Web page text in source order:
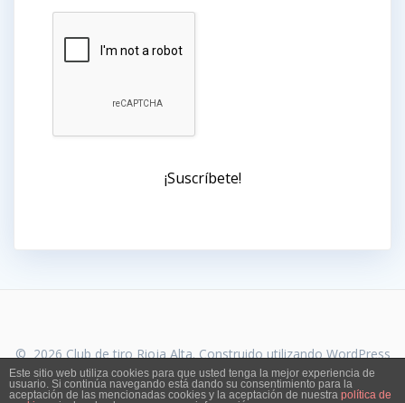
© 2026 Club de tiro Rioja Alta. Construido utilizando WordPress
y elHighlight Theme
Este sitio web utiliza cookies para que usted tenga la mejor experiencia de
usuario. Si continúa navegando está dando su consentimiento para la
aceptación de las mencionadas cookies y la aceptación de nuestra política de